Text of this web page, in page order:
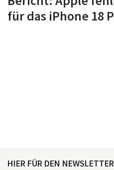
für das iPhone 18
HIER FÜR DEN